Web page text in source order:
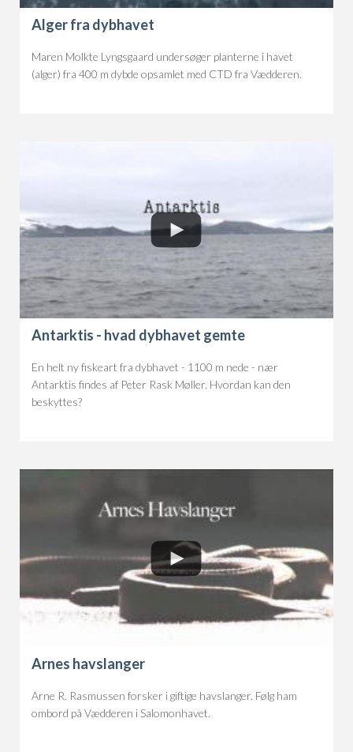
Alger fra dybhavet
Maren Molkte Lyngsgaard undersøger planterne i havet
(alger) fra 400 m dybde opsamlet med CTD fra Vædderen.
Antarktis - hvad dybhavet gemte
En helt ny fiskeart fra dybhavet - 1100 m nede - nær
Antarktis findes af Peter Rask Møller. Hvordan kan den
beskyttes?
Arnes havslanger
Arne R. Rasmussen forsker i giftige havslanger. Følg ham
ombord på Vædderen i Salomonhavet.